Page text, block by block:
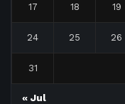
17 18 19
24 25 26
31
« Jul